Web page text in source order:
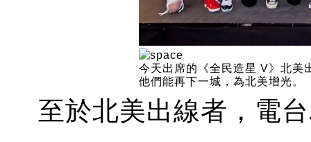
今天出席的《全民造星 V》北美
他們能再下一城，為北美增光。
至於北美出線者，電